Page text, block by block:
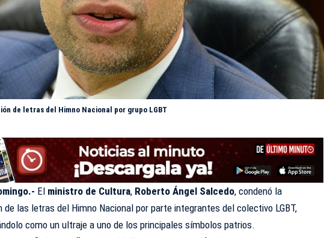
de letras del Himno Nacional por grupo LGBT
El ministro de Cultura, Roberto Ángel Salcedo, condenó la
de las letras del Himno Nacional por parte integrantes del colectivo LGBT,
como un ultraje a uno de los principales símbolos patrios.